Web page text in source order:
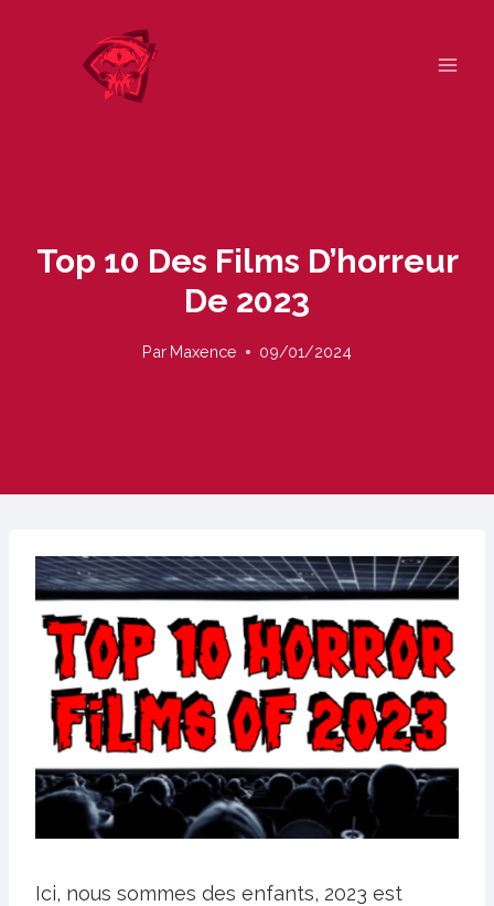
Top 10 Des Films D’horreur
De 2023
Par Maxence 09/01/2024
Ici, nous sommes des enfants, 2023 est